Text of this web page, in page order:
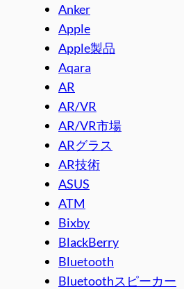
Anker
Apple
Apple製品
Aqara
AR
AR/VR
AR/VR市場
ARグラス
AR技術
ASUS
ATM
Bixby
BlackBerry
Bluetooth
Bluetoothスピーカー